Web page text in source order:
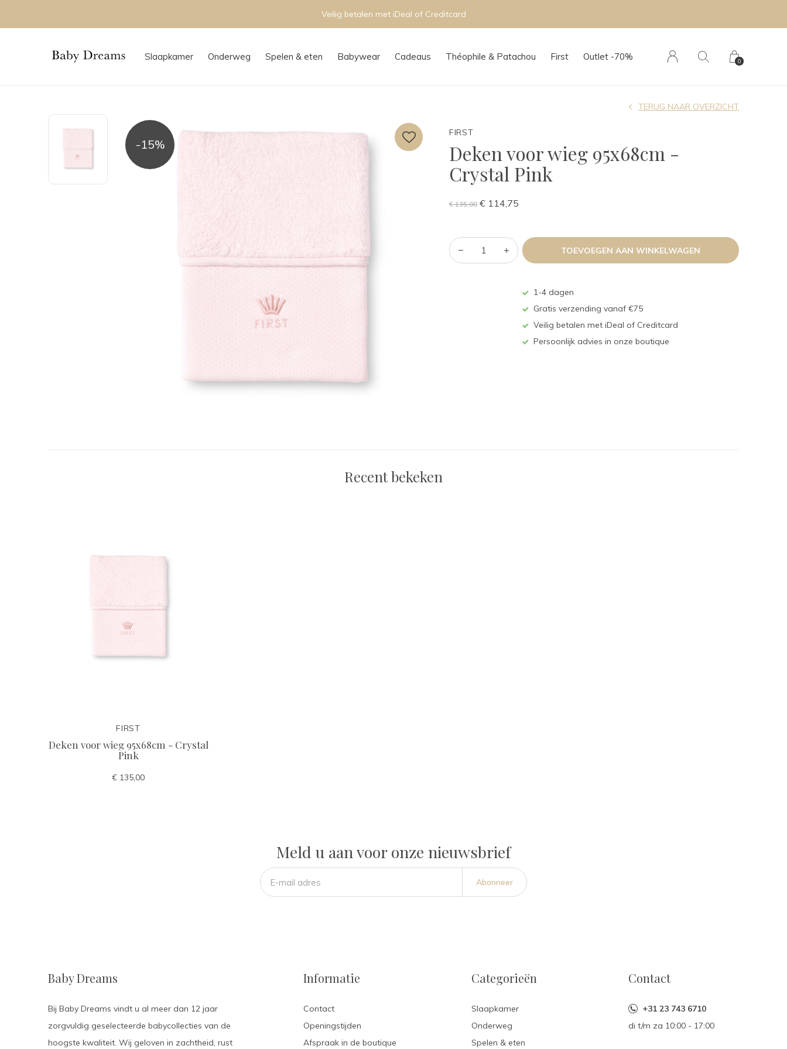
Slaapkamer Onderweg Spelen & eten Babywear Cadeaus Théophile & Patachou First Outlet -70% 0
-15%
FIRST
Deken voor wieg 95x68cm -
Crystal Pink
TERUG NAAR OVERZICHT
€ 135,00 € 114,75
TOEVOEGEN AAN WINKELWAGEN
1-4 dagen
Gratis verzending vanaf €75
Veilig betalen met iDeal of Creditcard
Persoonlijk advies in onze boutique
Recent bekeken
FIRST
Deken voor wieg 95x68cm - Crystal
Pink
€ 135,00
Meld u aan voor onze nieuwsbrief
Abonneer
Baby Dreams
Bij Baby Dreams vindt u al meer dan 12 jaar
zorgvuldig geselecteerde babycollecties van de
hoogste kwaliteit. Wij geloven in zachtheid, rust
Informatie
Contact
Openingstijden
Afspraak in de boutique
Categorieën
Slaapkamer
Onderweg
Spelen & eten
Contact
+31 23 743 6710
di t/m za 10:00 - 17:00